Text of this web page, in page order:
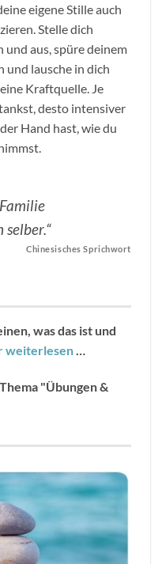
eigene Stille auch
Stelle dich
und aus, spüre deinem
und lausche in dich
Kraftquelle. Je
desto intensiver
Hand hast, wie du
selber.“
Chinesisches Sprichwort
was das ist und
weiterlesen…
"Übungen &